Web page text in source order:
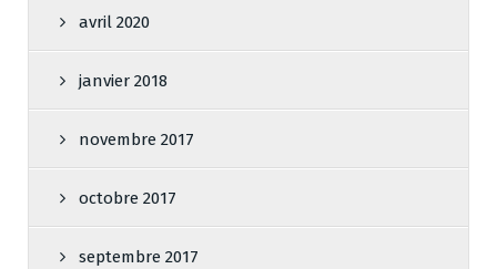
avril 2020
janvier 2018
novembre 2017
octobre 2017
septembre 2017